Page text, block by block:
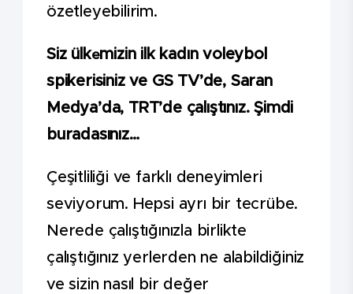
özetleyebilirim.
Siz ülkemizin ilk kadın voleybol
spikerisiniz ve GS TV’de, Saran
Medya’da, TRT’de çalıştınız. Şimdi
buradasınız…
Çeşitliliği ve farklı deneyimleri
seviyorum. Hepsi ayrı bir tecrübe.
Nerede çalıştığınızla birlikte
çalıştığınız yerlerden ne alabildiğiniz
ve sizin nasıl bir değer